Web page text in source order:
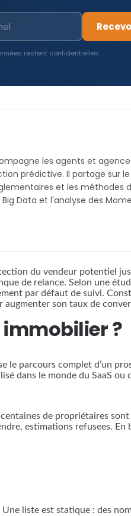
restent confidentielles.
les agents et
prédictive. Il partage sur
et les méthodes
Data et l'analyse des
du vendeur potentiel
de relance. Selon une
par défaut de suivi.
son taux de
immobilier ?
parcours complet d’un
dans le monde du SaaS
de propriétaires
estimations refusees. En
liste est statique : des